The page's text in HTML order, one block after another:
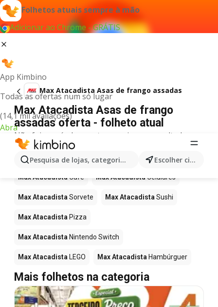
Folhetos atuais sempre à mão
Adicionar ao Chrome - GRÁTIS
App Kimbino
Todas as ofertas num só lugar
(14,1 mil avaliações)
Abra
Pesquisa de lojas, categorias,produtos... Escolher cidade
Max Atacadista Asas de frango assadas
Max Atacadista Asas de frango
assadas oferta - folheto atual
Não foi possível encontrar quaisquer resultados
para este termo.
Mais produtos em Max Atacadista
Max Atacadista Café Max Atacadista Celulares
Max Atacadista Sorvete Max Atacadista Sushi
Max Atacadista Pizza
Max Atacadista Nintendo Switch
Max Atacadista LEGO Max Atacadista Hambúrguer
Mais folhetos na categoria